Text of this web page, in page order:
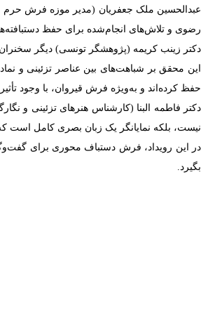
عبدالحسین ملک جعفریان (مدیر موزه فرش
رضوی و تلاش‌های انجام‌شده برای حفظ
دکتر زینب کریمه (پژوهشگر تونسی) دیگر
این محقق بر شباهت‌های بین عناصر تزئینی و
حفظ کرده‌اند و به‌ویژه فرش قیروان، با وجود
دکتر فاطمه البنا (کارشناس هنرهای تزئینی و
نیست، بلکه نمایانگر یک زبان بصری کامل است
در این رویداد، فرش دستباف محوری برای
بگیرد.